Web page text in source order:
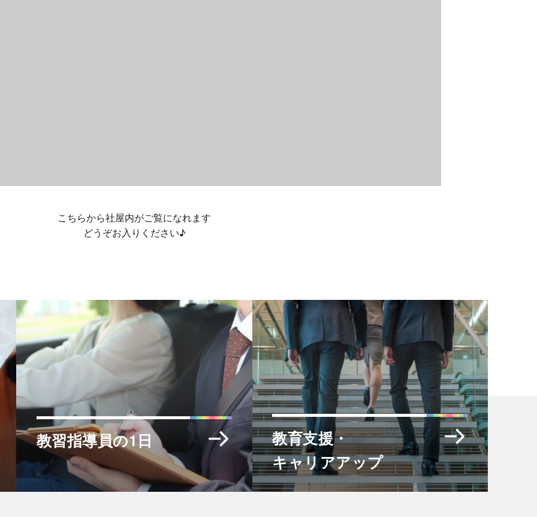
こちらから社屋内がご覧になれます
どうぞお入りください♪
教習指導員の1日
教育支援・
キャリアアップ